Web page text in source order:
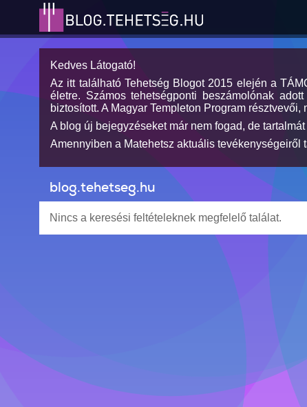
Kedves Látogató!
Az itt található Tehetség Blogot 2015 elején a
életre. Számos tehetségponti beszámolónak
biztosított. A Magyar Templeton Program
A blog új bejegyzéseket már nem fogad, de
Amennyiben a Matehetsz aktuális tevékenységeiről
blog.tehetseg.hu
Nincs a keresési feltételeknek megfelelő találat.